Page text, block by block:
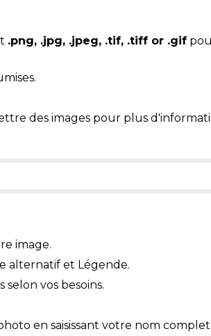
.png, .jpg, .jpeg, .tif, .tiff or .gif
des images pour plus
image.
alternatif et Légende.
vos besoins.
en saisissant votre nom